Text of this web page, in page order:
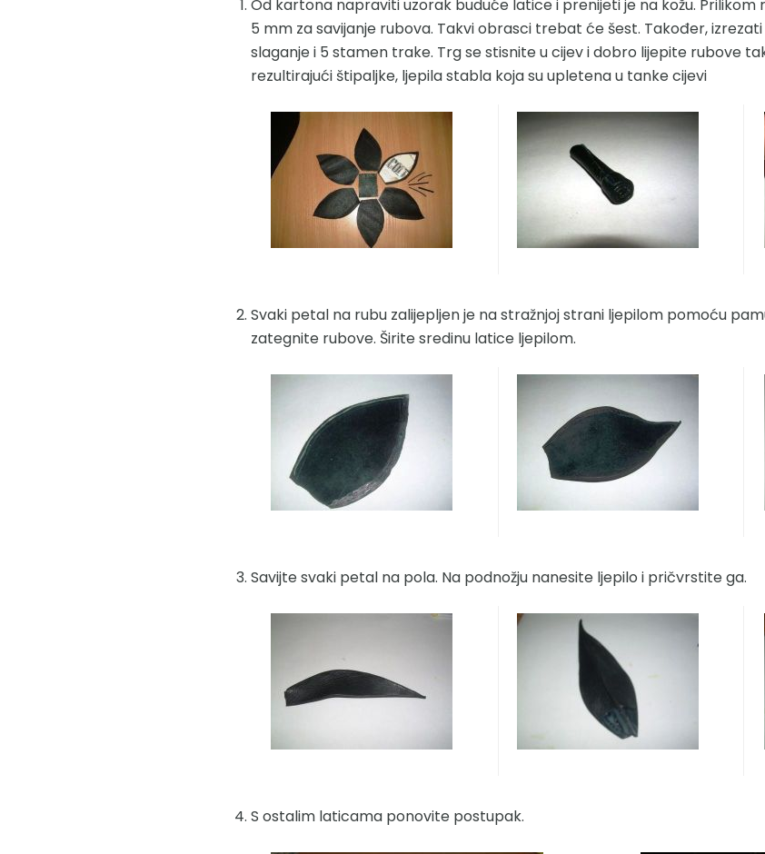
Od kartona napraviti uzorak buduće latice i prenijeti je na kožu.
5 mm za savijanje rubova. Takvi obrasci trebat će šest. Također,
slaganje i 5 stamen trake. Trg se stisnite u cijev i dobro lijepite rubove
rezultirajući štipaljke, ljepila stabla koja su upletena u tanke cijevi
Svaki petal na rubu zalijepljen je na stražnjoj strani ljepilom pomoću
zategnite rubove. Širite sredinu latice ljepilom.
Savijte svaki petal na pola. Na podnožju nanesite ljepilo i pričvrstite ga.
S ostalim laticama ponovite postupak.